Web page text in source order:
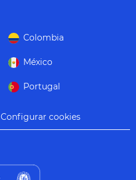
Colombia
México
Portugal
Configurar cookies